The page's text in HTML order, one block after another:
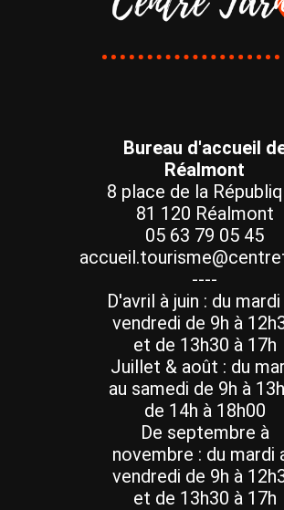
Bureau d'accueil
Réalmont
8 place de la
81 120 Réalmont
05 63 79 05 45
----
D'avril à juin : du mardi
vendredi de 9h à
et de 13h30 à 17h
Juillet & août : du
au samedi de 9h à
de 14h à 18h00
De septembre à
novembre : du mardi
vendredi de 9h à
et de 13h30 à 17h